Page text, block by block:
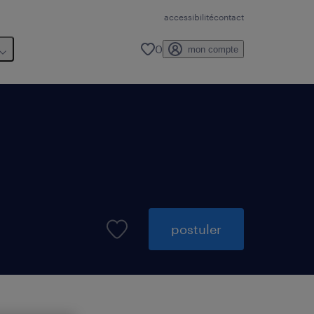
accessibilitécontact
0 mon compte
postuler